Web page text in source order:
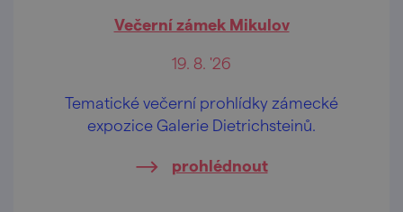
Večerní zámek Mikulov
19. 8. '26
Tematické večerní prohlídky zámecké
expozice Galerie Dietrichsteinů.
prohlédnout